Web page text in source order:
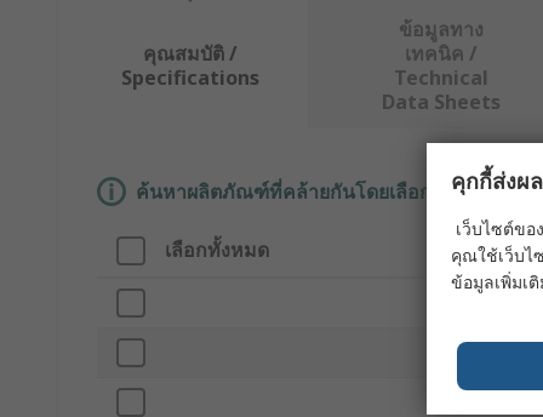
คุณสมบัติ /
Specifications
ข้อมูลทาง
เทคนิค /
Technical
Data Sheets
ค้นหาผลิตภัณฑ์ที่คล้ายกันโดยเลือกคุณลักษณะอ
เลือกทั้งหมด คุณลักษณะ
Product Type
คุกกี้ส่งผ
เว็บไซต์ข
คุณใช้เว็บไ
ข้อมูลเพิ่มเ